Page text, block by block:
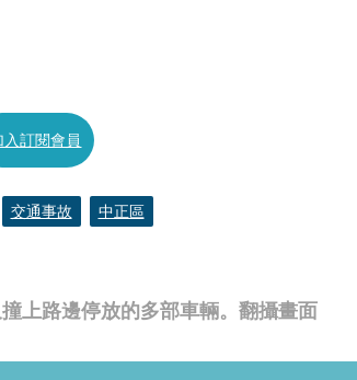
上路邊停放的多部車輛。翻攝畫面
入訂閱會員
交通事故 中正區